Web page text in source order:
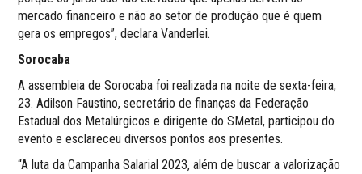
mercado financeiro e não ao setor de produção que é quem
gera os empregos”, declara Vanderlei.
Sorocaba
A assembleia de Sorocaba foi realizada na noite de sexta-feira,
23. Adilson Faustino, secretário de finanças da Federação
Estadual dos Metalúrgicos e dirigente do SMetal, participou do
evento e esclareceu diversos pontos aos presentes.
“A luta da Campanha Salarial 2023, além de buscar a valorização